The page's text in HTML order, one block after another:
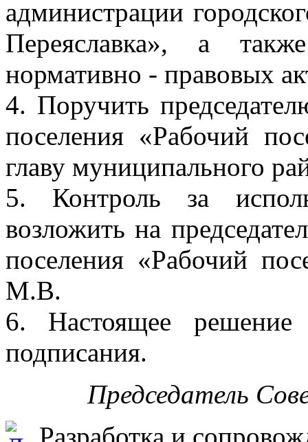
администрации
Переяславка», а
нормативно - правовых
4. Поручить
поселения «Рабочий
главу муниципального
5. Контроль за
возложить на
поселения «Рабочий
М.В.
6. Настоящее
подписания.
Председатель